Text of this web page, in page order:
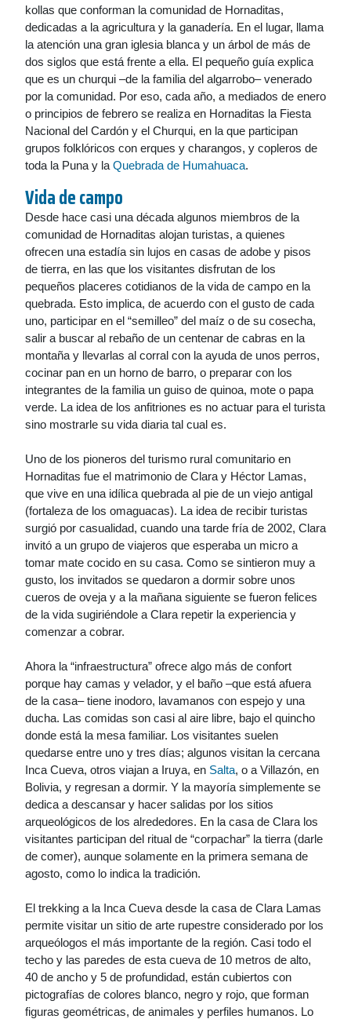
kollas que conforman la comunidad de Hornaditas,
dedicadas a la agricultura y la ganadería. En el lugar, llama
la atención una gran iglesia blanca y un árbol de más de
dos siglos que está frente a ella. El pequeño guía explica
que es un churqui –de la familia del algarrobo– venerado
por la comunidad. Por eso, cada año, a mediados de enero
o principios de febrero se realiza en Hornaditas la Fiesta
Nacional del Cardón y el Churqui, en la que participan
grupos folklóricos con erques y charangos, y copleros de
toda la Puna y la Quebrada de Humahuaca.
Vida de campo
Desde hace casi una década algunos miembros de la
comunidad de Hornaditas alojan turistas, a quienes
ofrecen una estadía sin lujos en casas de adobe y pisos
de tierra, en las que los visitantes disfrutan de los
pequeños placeres cotidianos de la vida de campo en la
quebrada. Esto implica, de acuerdo con el gusto de cada
uno, participar en el “semilleo” del maíz o de su cosecha,
salir a buscar al rebaño de un centenar de cabras en la
montaña y llevarlas al corral con la ayuda de unos perros,
cocinar pan en un horno de barro, o preparar con los
integrantes de la familia un guiso de quinoa, mote o papa
verde. La idea de los anfitriones es no actuar para el turista
sino mostrarle su vida diaria tal cual es.
Uno de los pioneros del turismo rural comunitario en
Hornaditas fue el matrimonio de Clara y Héctor Lamas,
que vive en una idílica quebrada al pie de un viejo antigal
(fortaleza de los omaguacas). La idea de recibir turistas
surgió por casualidad, cuando una tarde fría de 2002, Clara
invitó a un grupo de viajeros que esperaba un micro a
tomar mate cocido en su casa. Como se sintieron muy a
gusto, los invitados se quedaron a dormir sobre unos
cueros de oveja y a la mañana siguiente se fueron felices
de la vida sugiriéndole a Clara repetir la experiencia y
comenzar a cobrar.
Ahora la “infraestructura” ofrece algo más de confort
porque hay camas y velador, y el baño –que está afuera
de la casa– tiene inodoro, lavamanos con espejo y una
ducha. Las comidas son casi al aire libre, bajo el quincho
donde está la mesa familiar. Los visitantes suelen
quedarse entre uno y tres días; algunos visitan la cercana
Inca Cueva, otros viajan a Iruya, en Salta, o a Villazón, en
Bolivia, y regresan a dormir. Y la mayoría simplemente se
dedica a descansar y hacer salidas por los sitios
arqueológicos de los alrededores. En la casa de Clara los
visitantes participan del ritual de “corpachar” la tierra (darle
de comer), aunque solamente en la primera semana de
agosto, como lo indica la tradición.
El trekking a la Inca Cueva desde la casa de Clara Lamas
permite visitar un sitio de arte rupestre considerado por los
arqueólogos el más importante de la región. Casi todo el
techo y las paredes de esta cueva de 10 metros de alto,
40 de ancho y 5 de profundidad, están cubiertos con
pictografías de colores blanco, negro y rojo, que forman
figuras geométricas, de animales y perfiles humanos. Lo